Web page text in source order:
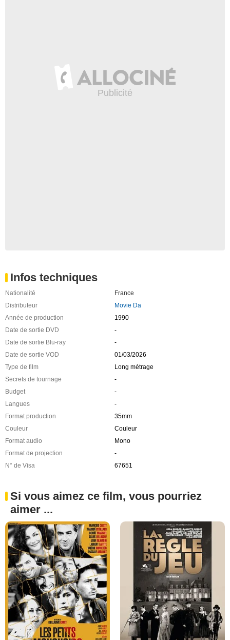
Infos techniques
Nationalité
France
Distributeur
Movie Da
Année de production
1990
Date de sortie DVD
-
Date de sortie Blu-ray
-
Date de sortie VOD
01/03/2026
Type de film
Long métrage
Secrets de tournage
-
Budget
-
Langues
-
Format production
35mm
Couleur
Couleur
Format audio
Mono
Format de projection
-
N° de Visa
67651
Si vous aimez ce film, vous pourriez
aimer ...